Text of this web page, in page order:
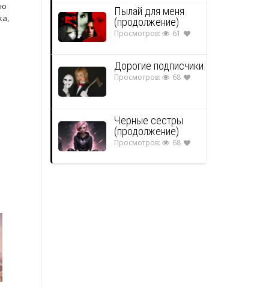
Пылай для меня
(продолжение)
Просмотров: 61
Дорогие подписчики
Просмотров: 68
Черные сестры
(продолжение)
Просмотров: 68